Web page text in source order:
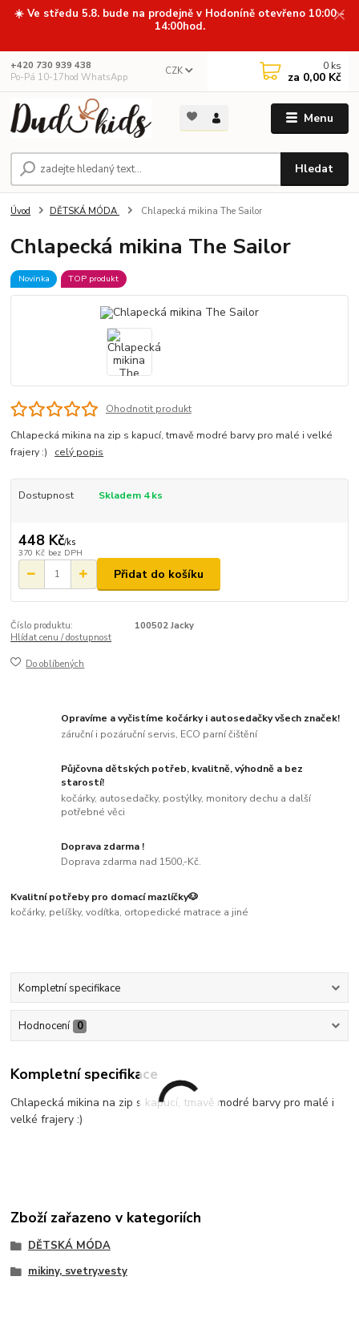
☀️ Ve středu 5.8. bude na prodejně v Hodoníně otevřeno 10:00 -
14:00hod.
Menu
CZK
Hledat
+420 730 939 438
Po-Pá 10-17hod WhatsApp
0 ks
za 0,00 Kč
Úvod DĚTSKÁ MÓDA Chlapecká mikina The Sailor
Chlapecká mikina The Sailor
Novinka TOP produkt
Ohodnotit produkt
Chlapecká mikina na zip s kapucí, tmavě modré barvy pro malé i velké
frajery :) celý popis
Dostupnost Skladem 4 ks
448 Kč/ks
370 Kč bez DPH
Přidat do košíku
Číslo produktu:
100502 Jacky
Hlídat cenu / dostupnost
Do oblíbených
Opravíme a vyčistíme kočárky i autosedačky všech značek!
záruční i pozáruční servis, ECO parní čištění
Půjčovna dětských potřeb, kvalitně, výhodně a bez
starostí!
kočárky, autosedačky, postýlky, monitory dechu a další
potřebné věci
Doprava zdarma !
Doprava zdarma nad 1500,-Kč.
Kvalitní potřeby pro domací mazlíčky🐶
kočárky, pelíšky, vodítka, ortopedické matrace a jiné
Kompletní specifikace
Hodnocení 0
Kompletní specifikace
Chlapecká mikina na zip s kapucí, tmavě modré barvy pro malé i
velké frajery :)
Zboží zařazeno v kategoriích
DĚTSKÁ MÓDA
mikiny, svetry,vesty